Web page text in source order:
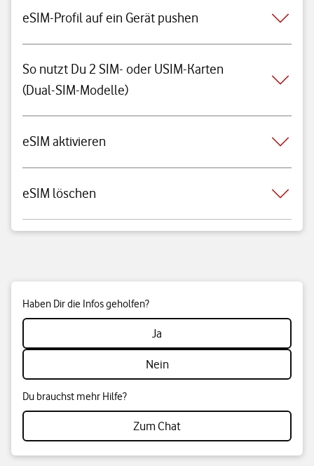
eSIM-Profil auf ein Gerät pushen
So nutzt Du 2 SIM- oder USIM-Karten
(Dual-SIM-Modelle)
eSIM aktivieren
eSIM löschen
Haben Dir die Infos geholfen?
Ja
Nein
Du brauchst mehr Hilfe?
Zum Chat